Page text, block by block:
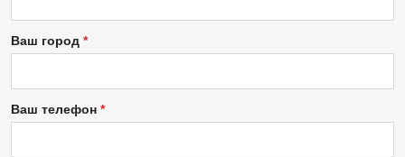
Ваш город
Ваш телефон